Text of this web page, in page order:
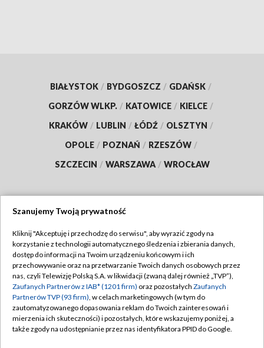
BIAŁYSTOK / BYDGOSZCZ / GDAŃSK /
GORZÓW WLKP. / KATOWICE / KIELCE /
KRAKÓW / LUBLIN / ŁÓDŹ / OLSZTYN /
OPOLE / POZNAŃ / RZESZÓW /
SZCZECIN / WARSZAWA / WROCŁAW
TVP
Abonament TVP
Emisja w TVP
Centrum informacji TVP
Naziemna Telewizja Cyfrowa
Regulamin TVP
Polityka prywatności
Moje zgody
Pomoc
Szanujemy Twoją prywatność
Kliknij "Akceptuję i przechodzę do serwisu", aby wyrazić zgody na
korzystanie z technologii automatycznego śledzenia i zbierania danych,
dostęp do informacji na Twoim urządzeniu końcowym i ich
przechowywanie oraz na przetwarzanie Twoich danych osobowych przez
nas, czyli Telewizję Polską S.A. w likwidacji (zwaną dalej również „TVP”),
Zaufanych Partnerów z IAB* (1201 firm) oraz pozostałych Zaufanych
Partnerów TVP (93 firm), w celach marketingowych (w tym do
zautomatyzowanego dopasowania reklam do Twoich zainteresowań i
mierzenia ich skuteczności) i pozostałych, które wskazujemy poniżej, a
także zgody na udostępnianie przez nas identyfikatora PPID do Google.